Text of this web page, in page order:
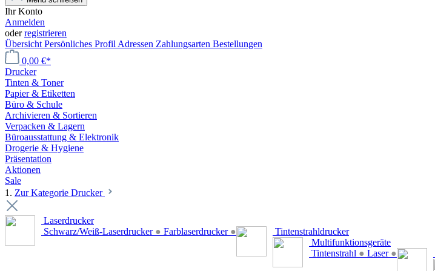
Ihr Konto
Anmelden
oderregistrieren
Übersicht Persönliches Profil Adressen Zahlungsarten Bestellungen
0,00 €*
Drucker
Tinten & Toner
Papier & Etiketten
Büro & Schule
Archivieren & Sortieren
Verpacken & Lagern
Büroausstattung & Elektronik
Drogerie & Hygiene
Präsentation
Aktionen
Sale
1. Zur Kategorie Drucker
Laserdrucker
Schwarz/Weiß-Laserdrucker ● Farblaserdrucker ●
Tintenstrahldrucker
Multifunktionsgeräte
Tintenstrahl ● Laser ●